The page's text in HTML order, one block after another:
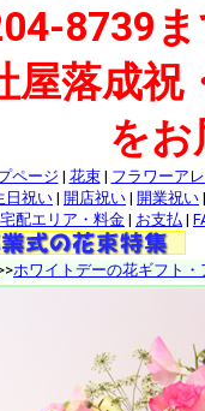
8739
屋落成祝
を
ページ | 花束| フラワーア
日祝い | 開店祝い | 開業祝い
配エリア・料金 | お支払 |
ホワイトデーの花ギフト